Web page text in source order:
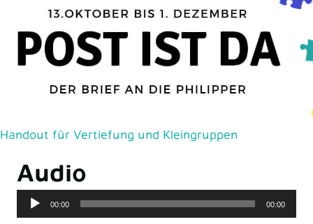
Handout für Vertiefung und Kleingruppen
Audio
Audio-
Player
00:00 00:00